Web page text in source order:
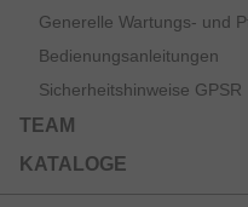
Generelle Wartungs- und
Bedienungsanleitungen
Sicherheitshinweise GPSR
TEAM
KATALOGE